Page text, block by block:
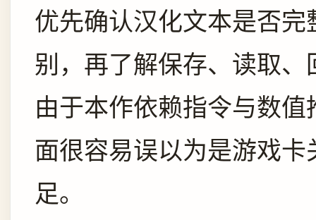
优先确认汉化文本是否
别，再了解保存、读取
由于本作依赖指令与数
面很容易误以为是游戏
足。